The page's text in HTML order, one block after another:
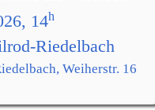
14h
Riedelbach
Weiherstr. 16